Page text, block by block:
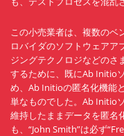
この小売業者は、複数のベ
ロバイダのソフトウェアア
ジングテクノロジなどのさ
するために、既にAb Initio
め、Ab Initioの匿名化機能
単なものでした。Ab Initio
維持したままデータを匿名
も、“John Smith”は必ず